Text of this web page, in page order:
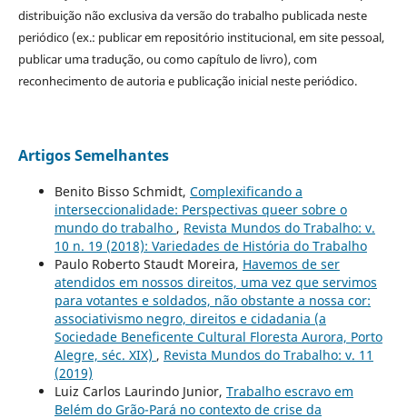
distribuição não exclusiva da versão do trabalho publicada neste
periódico (ex.: publicar em repositório institucional, em site pessoal,
publicar uma tradução, ou como capítulo de livro), com
reconhecimento de autoria e publicação inicial neste periódico.
Artigos Semelhantes
Benito Bisso Schmidt, Complexificando a
interseccionalidade: Perspectivas queer sobre o
mundo do trabalho , Revista Mundos do Trabalho: v.
10 n. 19 (2018): Variedades de História do Trabalho
Paulo Roberto Staudt Moreira, Havemos de ser
atendidos em nossos direitos, uma vez que servimos
para votantes e soldados, não obstante a nossa cor:
associativismo negro, direitos e cidadania (a
Sociedade Beneficente Cultural Floresta Aurora, Porto
Alegre, séc. XIX) , Revista Mundos do Trabalho: v. 11
(2019)
Luiz Carlos Laurindo Junior, Trabalho escravo em
Belém do Grão-Pará no contexto de crise da